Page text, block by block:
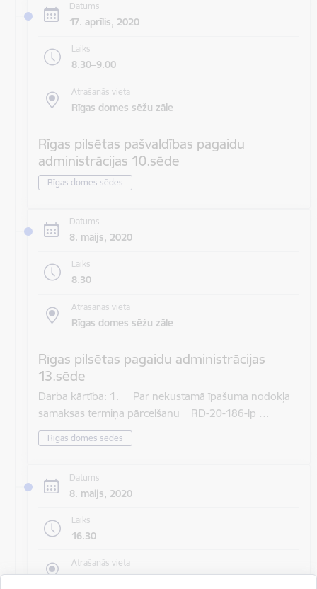
Datums
17. aprīlis, 2020
Laiks
8.30–9.00
Atrašanās vieta
Rīgas domes sēžu zāle
Rīgas pilsētas pašvaldības pagaidu
administrācijas 10.sēde
Rīgas domes sēdes
Datums
8. maijs, 2020
Laiks
8.30
Atrašanās vieta
Rīgas domes sēžu zāle
Rīgas pilsētas pagaidu administrācijas
13.sēde
Darba kārtība: 1. Par nekustamā īpašuma nodokļa
samaksas termiņa pārcelšanu RD-20-186-lp …
Rīgas domes sēdes
Datums
8. maijs, 2020
Laiks
16.30
Atrašanās vieta
Rīgas domes sēžu zāle